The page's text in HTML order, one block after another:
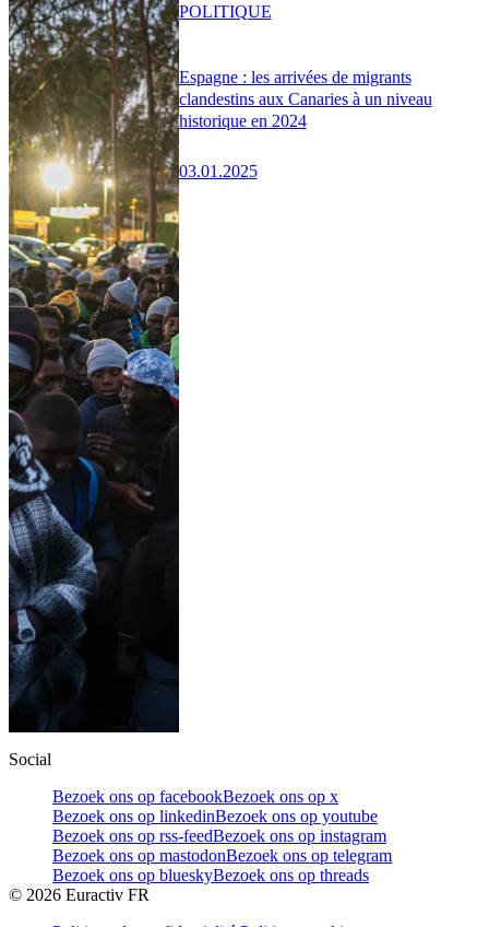
Espagne : les arrivées de migrants
clandestins aux Canaries à un niveau
historique en 2024
03.01.2025
POLITIQUE
Social
Bezoek ons op facebookBezoek ons op x
Bezoek ons op linkedinBezoek ons op youtube
Bezoek ons op rss-feedBezoek ons op instagram
Bezoek ons op mastodonBezoek ons op telegram
Bezoek ons op blueskyBezoek ons op threads
© 2026 Euractiv FR